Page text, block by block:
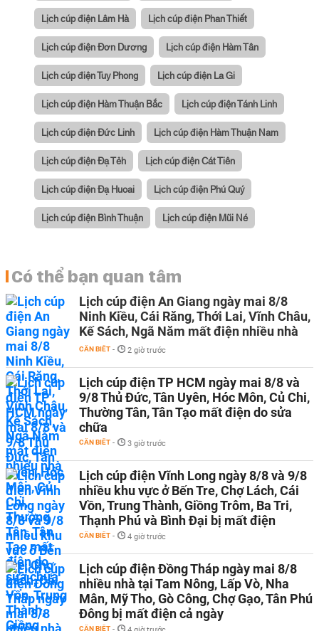
Lịch cúp điện Lâm Hà Lịch cúp điện Phan Thiết
Lịch cúp điện Đơn Dương Lịch cúp điện Hàm Tân
Lịch cúp điện Tuy Phong Lịch cúp điện La Gi
Lịch cúp điện Hàm Thuận Bắc Lịch cúp điện Tánh Linh
Lịch cúp điện Đức Linh Lịch cúp điện Hàm Thuận Nam
Lịch cúp điện Đạ Tẻh Lịch cúp điện Cát Tiên
Lịch cúp điện Đạ Huoai Lịch cúp điện Phú Quý
Lịch cúp điện Bình Thuận Lịch cúp điện Mũi Né
Có thể bạn quan tâm
Lịch cúp điện An Giang ngày mai 8/8
Ninh Kiều, Cái Răng, Thới Lai, Vĩnh Châu,
Kế Sách, Ngã Năm mất điện nhiều nhà
CẦN BIẾT - 2 giờ trước
Lịch cúp điện TP HCM ngày mai 8/8 và
9/8 Thủ Đức, Tân Uyên, Hóc Môn, Củ Chi,
Thường Tân, Tân Tạo mất điện do sửa
chữa
CẦN BIẾT - 3 giờ trước
Lịch cúp điện Vĩnh Long ngày 8/8 và 9/8
nhiều khu vực ở Bến Tre, Chợ Lách, Cái
Vồn, Trung Thành, Giồng Trôm, Ba Tri,
Thạnh Phú và Bình Đại bị mất điện
CẦN BIẾT - 4 giờ trước
Lịch cúp điện Đồng Tháp ngày mai 8/8
nhiều nhà tại Tam Nông, Lấp Vò, Nha
Mân, Mỹ Tho, Gò Công, Chợ Gạo, Tân Phú
Đông bị mất điện cả ngày
CẦN BIẾT